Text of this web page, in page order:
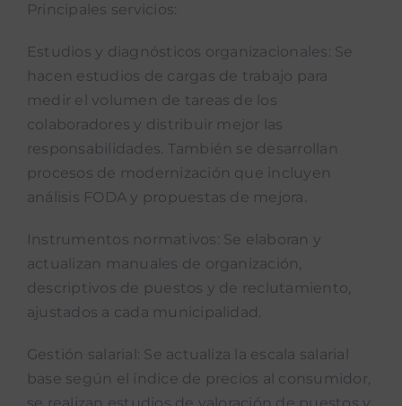
Principales servicios:
Estudios y diagnósticos organizacionales: Se
hacen estudios de cargas de trabajo para
medir el volumen de tareas de los
colaboradores y distribuir mejor las
responsabilidades. También se desarrollan
procesos de modernización que incluyen
análisis FODA y propuestas de mejora.
Instrumentos normativos: Se elaboran y
actualizan manuales de organización,
descriptivos de puestos y de reclutamiento,
ajustados a cada municipalidad.
Gestión salarial: Se actualiza la escala salarial
base según el índice de precios al consumidor,